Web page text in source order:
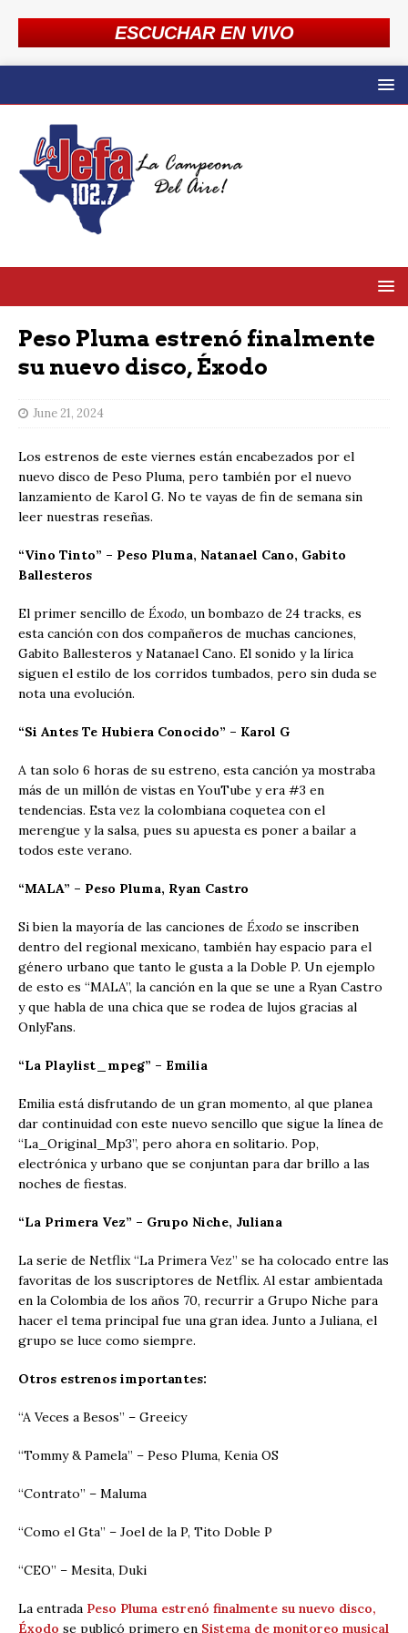
ESCUCHAR EN VIVO
Peso Pluma estrenó finalmente
su nuevo disco, Éxodo
June 21, 2024
Los estrenos de este viernes están encabezados por el
nuevo disco de Peso Pluma, pero también por el nuevo
lanzamiento de Karol G. No te vayas de fin de semana sin
leer nuestras reseñas.
“Vino Tinto” – Peso Pluma, Natanael Cano, Gabito
Ballesteros
El primer sencillo de Éxodo, un bombazo de 24 tracks, es
esta canción con dos compañeros de muchas canciones,
Gabito Ballesteros y Natanael Cano. El sonido y la lírica
siguen el estilo de los corridos tumbados, pero sin duda se
nota una evolución.
“Si Antes Te Hubiera Conocido” – Karol G
A tan solo 6 horas de su estreno, esta canción ya mostraba
más de un millón de vistas en YouTube y era #3 en
tendencias. Esta vez la colombiana coquetea con el
merengue y la salsa, pues su apuesta es poner a bailar a
todos este verano.
“MALA” – Peso Pluma, Ryan Castro
Si bien la mayoría de las canciones de Éxodo se inscriben
dentro del regional mexicano, también hay espacio para el
género urbano que tanto le gusta a la Doble P. Un ejemplo
de esto es “MALA”, la canción en la que se une a Ryan Castro
y que habla de una chica que se rodea de lujos gracias al
OnlyFans.
“La Playlist_mpeg” – Emilia
Emilia está disfrutando de un gran momento, al que planea
dar continuidad con este nuevo sencillo que sigue la línea de
“La_Original_Mp3”, pero ahora en solitario. Pop,
electrónica y urbano que se conjuntan para dar brillo a las
noches de fiestas.
“La Primera Vez” – Grupo Niche, Juliana
La serie de Netflix “La Primera Vez” se ha colocado entre las
favoritas de los suscriptores de Netflix. Al estar ambientada
en la Colombia de los años 70, recurrir a Grupo Niche para
hacer el tema principal fue una gran idea. Junto a Juliana, el
grupo se luce como siempre.
Otros estrenos importantes:
“A Veces a Besos” – Greeicy
“Tommy & Pamela” – Peso Pluma, Kenia OS
“Contrato” – Maluma
“Como el Gta” – Joel de la P, Tito Doble P
“CEO” – Mesita, Duki
La entrada Peso Pluma estrenó finalmente su nuevo disco,
Éxodo se publicó primero en Sistema de monitoreo musical